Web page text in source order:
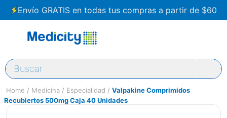
Envío GRATIS en todas tus compras a partir de $60
Buscar
Medicina Especialidad
Valpakine Comprimidos
Recubiertos 500mg Caja 40 Unidades